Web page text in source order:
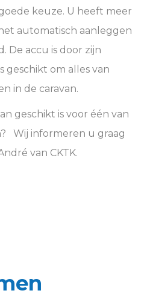
keuze. U heeft meer
automatisch aanleggen
De accu is door zijn
geschikt om alles van
in de caravan.
geschikt is voor één van
Wij informeren u graag
van CKTK.